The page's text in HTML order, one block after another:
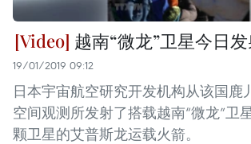
越南“微龙”卫星今日
19/01/2019 09:12
日本宇宙航空研究开发机构从该国鹿
空间观测所发射了搭载越南“微龙”卫
颗卫星的艾普斯龙运载火箭。